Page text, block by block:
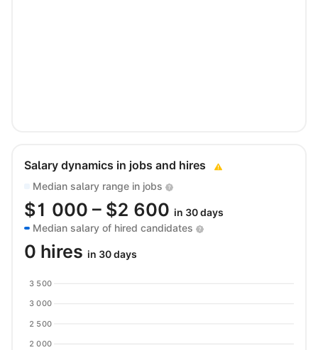
Salary dynamics in jobs and hires
Median salary range in jobs
$1 000 – $2 600 in 30 days
Median salary of hired candidates
0 hires in 30 days
2 000
2 500
3 000
3 500